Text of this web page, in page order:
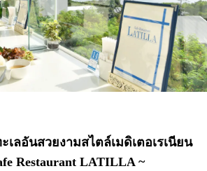
เลอันสวยงามสไตล์เมดิเตอเรเนียน
Restaurant LATILLA ~